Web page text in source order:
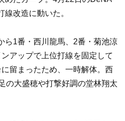
改造に動いた。
1番・西川龍馬、2番・菊池涼
アップで上位打線を固定して
留まったため、一時解体。西
の大盛穂や打撃好調の堂林翔太